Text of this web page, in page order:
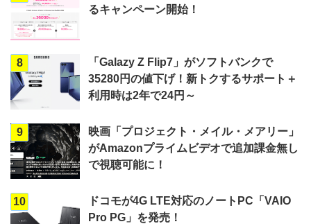
るキャンペーン開始！
8
「Galazy Z Flip7」がソフトバンクで
35280円の値下げ！新トクするサポート＋
利用時は2年で24円～
9
映画「プロジェクト・メイル・メアリー」
がAmazonプライムビデオで追加課金無し
で視聴可能に！
10
ドコモが4G LTE対応のノートPC「VAIO
Pro PG」を発売！